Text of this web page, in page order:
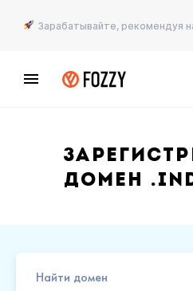
Зарабатывайте, рекомендуя
домен